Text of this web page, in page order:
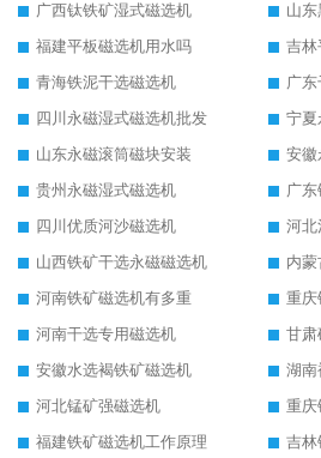
广西钛铁矿湿式磁选机
山
福建平板磁选机用水吗
吉林
青海铁泥干选磁选机
广
四川永磁湿式磁选机批发
宁夏
山东永磁滚筒磁块安装
安徽
贵州永磁湿式磁选机
广
四川优质河沙磁选机
河北
山西铁矿干选永磁磁选机
内
河南铁矿磁选机有多重
重庆
河南干选专用磁选机
安徽水选褐铁矿磁选机
湖南
河北锰矿强磁选机
重庆
福建铁矿磁选机工作原理
吉林